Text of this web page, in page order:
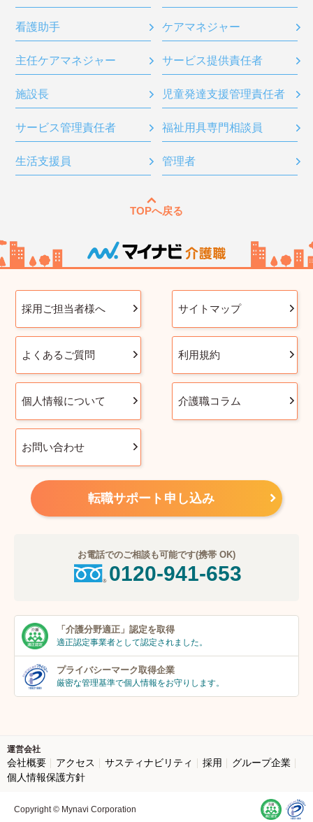
看護助手 ケアマネジャー
主任ケアマネジャー サービス提供責任者
施設長 児童発達支援管理責任者
サービス管理責任者 福祉用具専門相談員
生活支援員 管理者
TOPへ戻る
採用ご担当者様へ サイトマップ
よくあるご質問 利用規約
個人情報について 介護職コラム
お問い合わせ
転職サポート申し込み
お電話でのご相談も可能です(携帯 OK)
0120-941-653
「介護分野適正」 認定を取得
適正認定事業者として認定されました。
プライバシーマーク取得企業
厳密な管理基準で個人情報をお守りします。
運営会社
会社概要 アクセス サスティナビリティ 採用
グループ企業
個人情報保護方針
Copyright © Mynavi Corporation